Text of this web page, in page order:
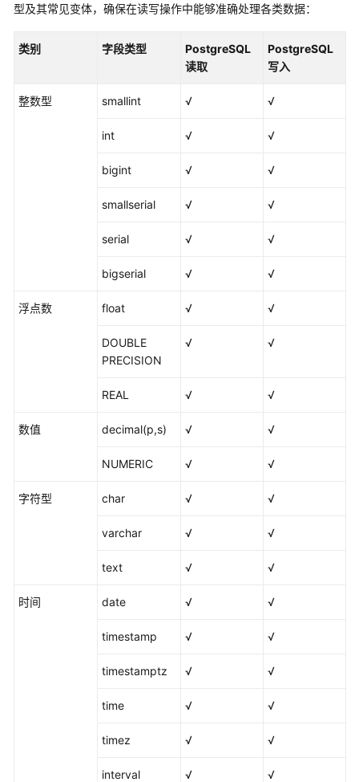
配
授
心
数
型及其常见变体，确保在读写操作中能够准确处理各类数据：
类别 字段类型
PostgreSQL
读取
PostgreSQL
写入
整数型 smallint √ √
int √ √
bigint √ √
smallserial √ √
serial √ √
bigserial √ √
浮点数 float √ √
DOUBLE
PRECISION
√ √
REAL √ √
数值 decimal(p,s) √ √
NUMERIC √ √
字符型 char √ √
varchar √ √
text √ √
时间 date √ √
timestamp √ √
timestamptz √ √
time √ √
timez √ √
interval √ √